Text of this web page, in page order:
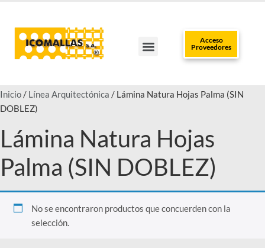
Acceso
Proveedores
Inicio / Línea Arquitectónica / Lámina Natura Hojas Palma (SIN
DOBLEZ)
Lámina Natura Hojas
Palma (SIN DOBLEZ)
No se encontraron productos que concuerden con la
selección.